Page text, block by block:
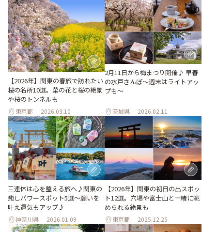
【2026年】関東の春旅で訪れたい
桜の名所10選。菜の花と桜の絶景
や桜のトンネルも
東京都 2026.03.10
2月11日から梅まつり開催♪ 早春
の水戸さんぽ〜週末はライトアッ
プも〜
茨城県 2026.02.11
三連休は心を整える旅へ♪関東の
癒しパワースポット5選〜願いを
叶え運気もアップ♪
神奈川県 2026.01.09
【2026年】関東の初日の出スポッ
ト12選。穴場や富士山と一緒に眺
められる絶景も
東京都 2025.12.25